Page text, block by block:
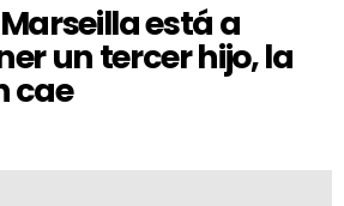
está a
un tercer hijo, la
cae